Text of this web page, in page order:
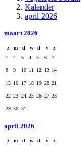
Kalender
april 2026
maart 2026
z m d w d v
z
1
2 3 4 5 6 7
8 9 10 11 12 13 14
15 16 17 18 19 20 21
22 23 24 25 26 27 28
29 30 31
april 2026
z m d w d v
z